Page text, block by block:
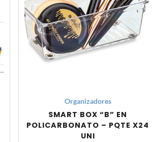
Organizadores
SMART BOX “B” EN
POLICARBONATO – PQTE X24
UNI